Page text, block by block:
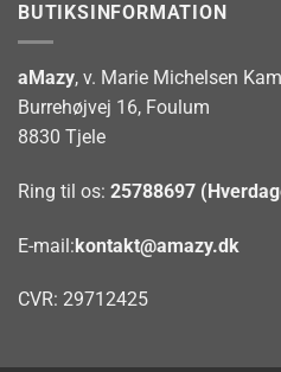
BUTIKSINFORMATION
aMazy, v. Marie Michelsen
Burrehøjvej 16, Foulum
8830 Tjele
Ring til os: 25788697
E-mail:kontakt@amazy.dk
CVR: 29712425